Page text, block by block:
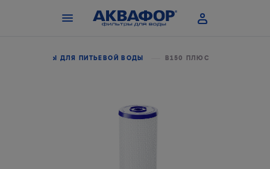
СИСТЕМЫ ДЛЯ ПИТЬЕВОЙ ВОДЫ В150 ПЛЮС